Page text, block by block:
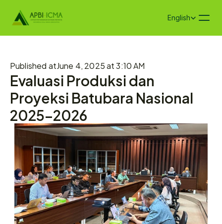
Select Language
English
Published atJune 4, 2025 at 3:10 AM
Evaluasi Produksi dan
Proyeksi Batubara Nasional
2025–2026